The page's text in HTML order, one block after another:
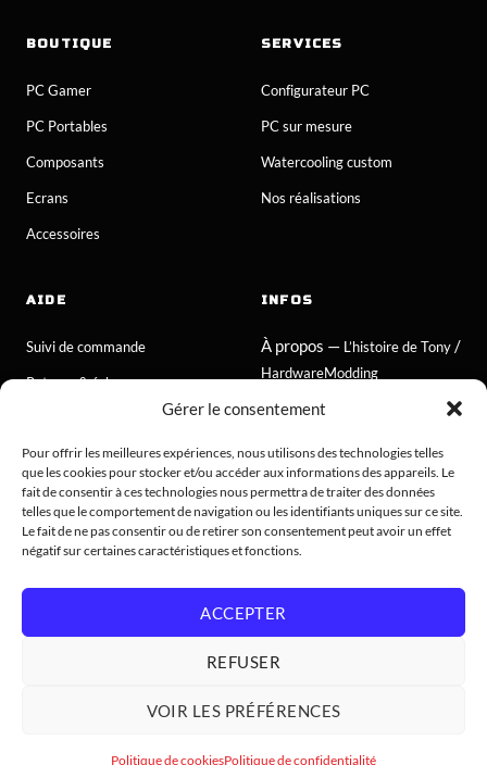
Gérer le consentement
Pour offrir les meilleures expériences, nous utilisons des technologies telles
que les cookies pour stocker et/ou accéder aux informations des appareils. Le
fait de consentir à ces technologies nous permettra de traiter des données
telles que le comportement de navigation ou les identifiants uniques sur ce site.
Le fait de ne pas consentir ou de retirer son consentement peut avoir un effet
négatif sur certaines caractéristiques et fonctions.
ACCEPTER
REFUSER
VOIR LES PRÉFÉRENCES
Politique de cookiesPolitique de confidentialité
BOUTIQUE
PC Gamer
PC Portables
Composants
Ecrans
Accessoires
SERVICES
Configurateur PC
PC sur mesure
Watercooling custom
Nos réalisations
AIDE
Suivi de commande
Retours & échanges
Contact
INFOS
À propos — L’histoire de Tony/
HardwareModding
Atelier
Politique de cookies
CGV consommateurs
CGV professionnels
Mentions légales
Confidentialité
© 2026 Hardwaremodding. Tous droits réservés.